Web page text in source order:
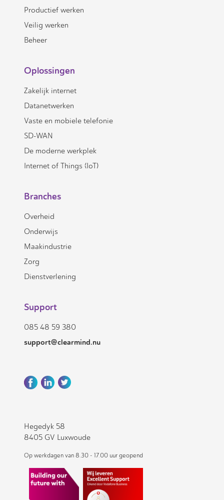
Productief werken
Veilig werken
Beheer
Oplossingen
Zakelijk internet
Datanetwerken
Vaste en mobiele telefonie
SD-WAN
De moderne werkplek
Internet of Things (IoT)
Branches
Overheid
Onderwijs
Maakindustrie
Zorg
Dienstverlening
Support
085 48 59 380
support@clearmind.nu
Hegedyk 58
8405 GV Luxwoude
Op werkdagen van 8.30 - 17.00 uur geopend